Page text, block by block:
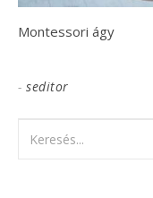
Montessori ágy
- seditor